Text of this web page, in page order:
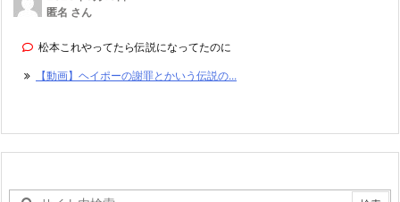
匿名 さん
松本これやってたら伝説になってたのに
【動画】ヘイポーの謝罪とかいう伝説の...